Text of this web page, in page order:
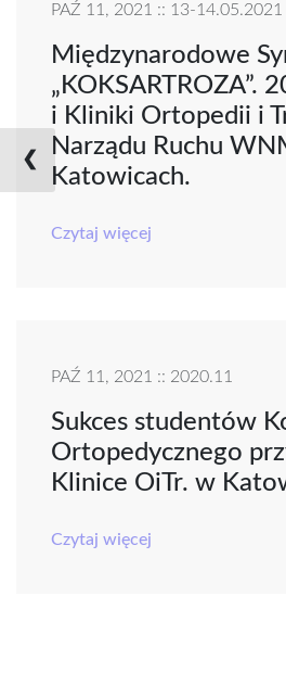
❮
PAŹ 11, 2021 :: 13-14.05.2021
Międzynarodowe
„KOKSARTROZA”.
i Kliniki Ortopedii i
Narządu Ruchu
Katowicach.
Czytaj więcej
PAŹ 11, 2021 :: 2020.11
Sukces studentów
Ortopedycznego
Klinice OiTr. w
Czytaj więcej